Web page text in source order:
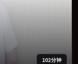
102分钟